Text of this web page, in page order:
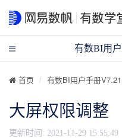
首页 有数BI用户手册V7.21
大屏权限调整
更新时间: 2021-11-29 15:55:49
有数BI用